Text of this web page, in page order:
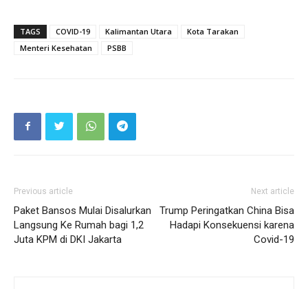
TAGS COVID-19 Kalimantan Utara
Kota Tarakan
Menteri Kesehatan
PSBB
Previous article
Paket Bansos Mulai Disalurkan
Langsung Ke Rumah bagi 1,2
Juta KPM di DKI Jakarta
Next article
Trump Peringatkan China Bisa
Hadapi Konsekuensi karena
Covid-19